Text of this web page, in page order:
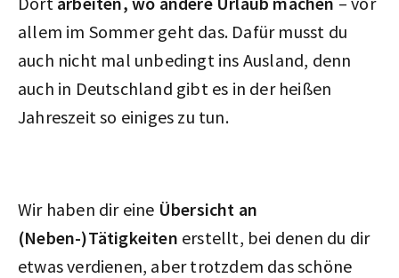
allem im Sommer geht das. Dafür musst du
auch nicht mal unbedingt ins Ausland, denn
auch in Deutschland gibt es in der heißen
Jahreszeit so einiges zu tun.
Wir haben dir eine Übersicht an
(Neben-)Tätigkeiten erstellt, bei denen du dir
etwas verdienen, aber trotzdem das schöne